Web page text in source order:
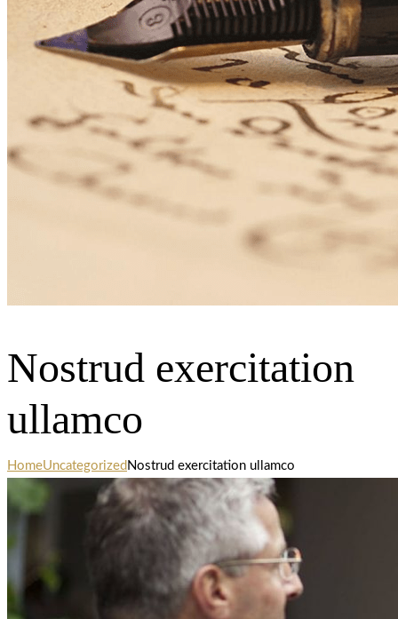
Nostrud exercitation
ullamco
HomeUncategorized Nostrud exercitation ullamco